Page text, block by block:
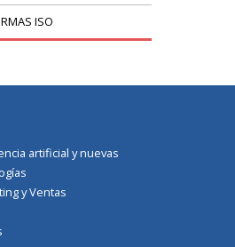
ISO
artificial y nuevas
y Ventas